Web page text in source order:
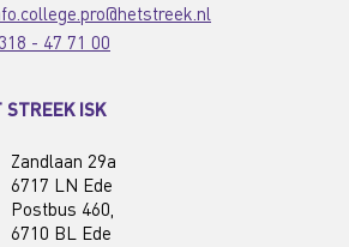
- 47 71 00
STREEK ISK
Zandlaan 29a
6717 LN Ede
Postbus 460,
6710 BL Ede